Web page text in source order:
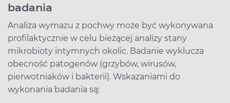
badania
Analiza wymazu z pochwy może być wykonywana
profilaktycznie w celu bieżącej analizy stany
mikrobioty intymnych okolic. Badanie wyklucza
obecność patogenów (grzybów, wirusów,
pierwotniaków i bakterii). Wskazaniami do
wykonania badania są: